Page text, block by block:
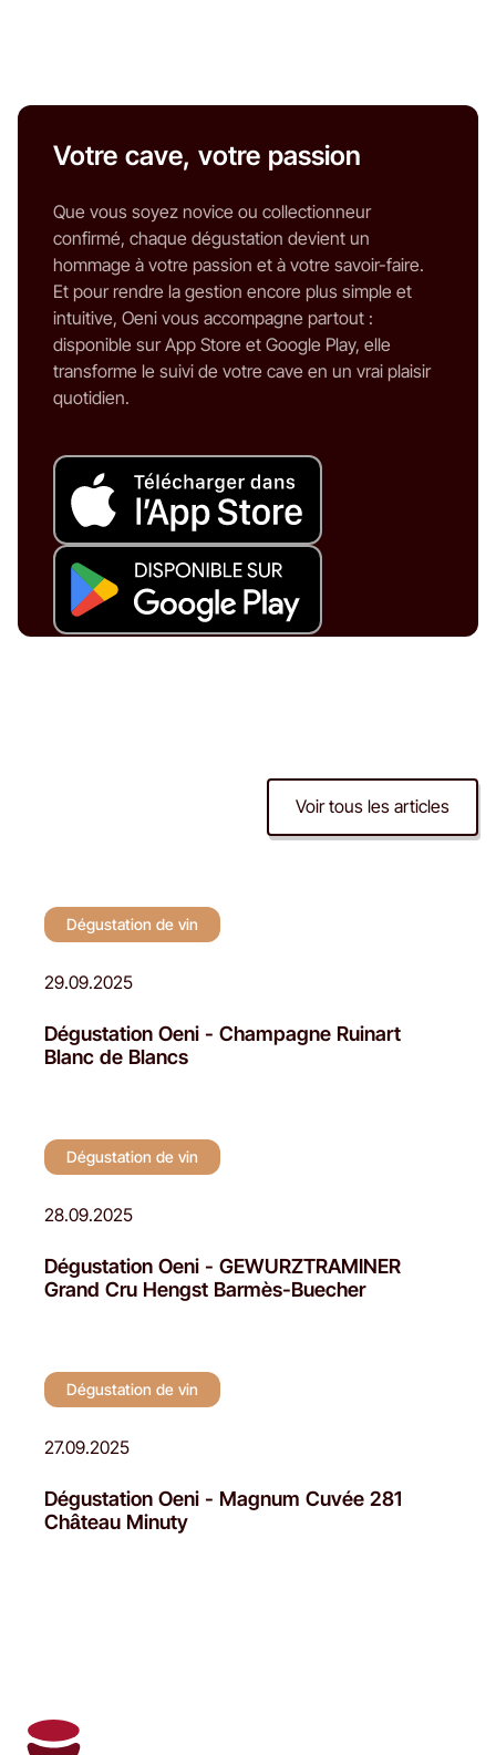
Votre cave, votre passion
Que vous soyez novice ou collectionneur
confirmé, chaque dégustation devient un
hommage à votre passion et à votre savoir-faire.
Et pour rendre la gestion encore plus simple et
intuitive, Oeni vous accompagne partout :
disponible sur App Store et Google Play, elle
transforme le suivi de votre cave en un vrai plaisir
quotidien.
Voir tous les articles
Dégustation de vin
29.09.2025
Dégustation Oeni - Champagne Ruinart
Blanc de Blancs
Dégustation de vin
28.09.2025
Dégustation Oeni - GEWURZTRAMINER
Grand Cru Hengst Barmès-Buecher
Dégustation de vin
27.09.2025
Dégustation Oeni - Magnum Cuvée 281
Château Minuty